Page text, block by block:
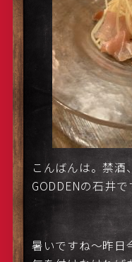
こんばんは。禁酒
GODDENの石井で
暑いですね〜昨日